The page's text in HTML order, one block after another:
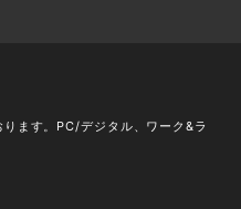
ます。PC/デジタル、ワーク&ラ